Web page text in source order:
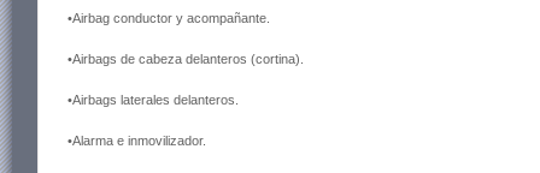
•Airbag conductor y acompañante.
•Airbags de cabeza delanteros (cortina).
•Airbags laterales delanteros.
•Alarma e inmovilizador.